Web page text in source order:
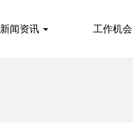
新闻资讯 工作机会